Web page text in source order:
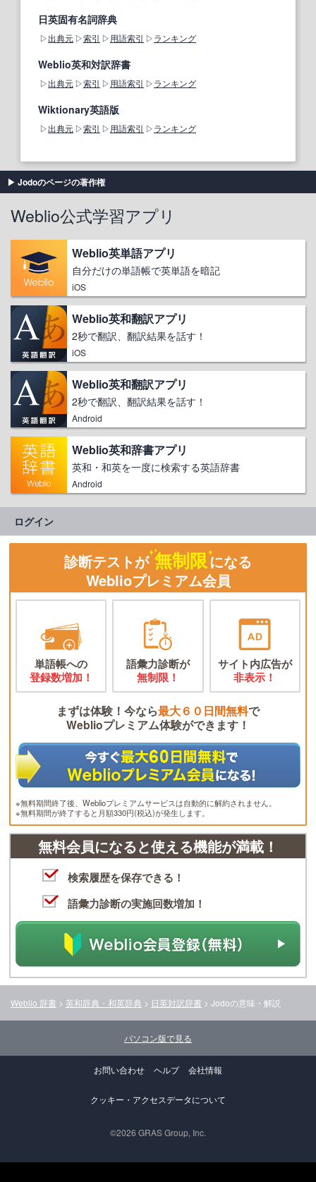
日英固有名詞辞典
出典元 索引 用語索引 ランキング
Weblio英和対訳辞書
出典元 索引 用語索引 ランキング
Wiktionary英語版
出典元 索引 用語索引 ランキング
Jodoのページの著作権
Weblio公式学習アプリ
Weblio英単語アプリ
自分だけの単語帳で英単語を暗記
iOS
Weblio英和翻訳アプリ
2秒で翻訳、翻訳結果を話す！
iOS
Weblio英和翻訳アプリ
2秒で翻訳、翻訳結果を話す！
Android
Weblio英和辞書アプリ
英和・和英を一度に検索する英語辞書
Android
ログイン
診断テストが 無制限になる
Weblioプレミアム会員
単語帳への
登録数増加！
語彙力診断が
無制限！
サイト内広告が
非表示！
まずは体験！今なら最大６０日間無料で
Weblioプレミアム体験ができます！
※無料期間終了後、Weblioプレミアムサービスは自動的に解約されません。
※無料期間が終了すると月額330円(税込)が発生します。
無料会員になると使える機能が満載！
検索履歴を保存できる！
語彙力診断の実施回数増加！
Weblio 辞書 > 英和辞典・和英辞典 > 日英対訳辞書 > Jodoの意味・解説
パソコン版で見る
お問い合わせ ヘルプ 会社情報
クッキー・アクセスデータについて
©2026 GRAS Group, Inc.